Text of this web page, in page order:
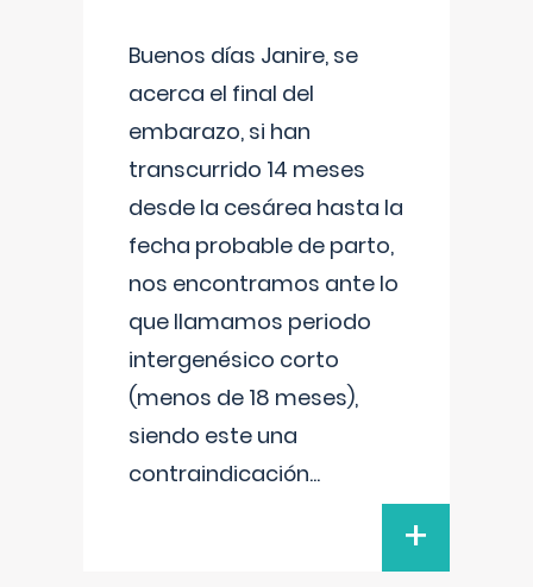
Buenos días Janire, se
acerca el final del
embarazo, si han
transcurrido 14 meses
desde la cesárea hasta la
fecha probable de parto,
nos encontramos ante lo
que llamamos periodo
intergenésico corto
(menos de 18 meses),
siendo este una
contraindicación...
+